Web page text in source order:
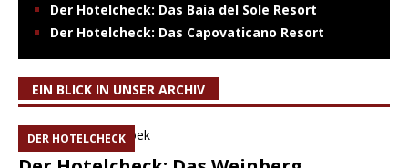
Der Hotelcheck: Das Baia del Sole Resort
Der Hotelcheck: Das Capovaticano Resort
EIN BLICK IN UNSER ARCHIV
DER HOTELCHECK